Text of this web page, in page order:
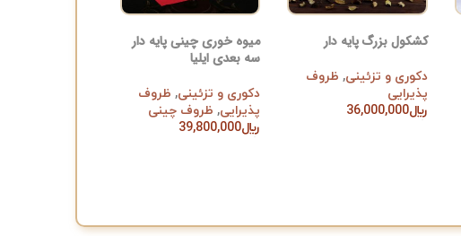
کشکول بزرگ پایه دار
دکوری و تزئینی, ظروف
پذیرایی
﷼36,000,000
میوه خوری چینی پایه دار
سه بعدی ایلیا
دکوری و تزئینی, ظروف
پذیرایی, ظروف چینی
﷼39,800,000